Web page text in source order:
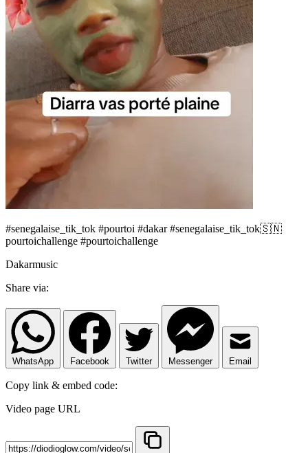
#senegalaise_tik_tok #pourtoi #dakar #senegalaise_tik_tok🇸🇳
pourtoichallenge #pourtoichallenge
Dakarmusic
Share via:
WhatsApp Facebook Twitter Messenger Email
Copy link & embed code:
Video page URL